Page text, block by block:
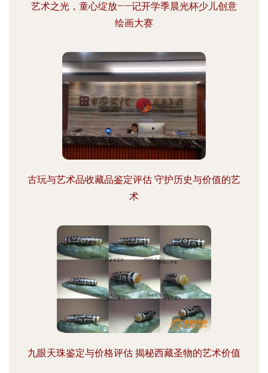
艺术之光，童心绽放——记开学季晨光杯少儿创意
绘画大赛
古玩与艺术品收藏品鉴定评估 守护历史与价值的艺
术
九眼天珠鉴定与价格评估 揭秘西藏圣物的艺术价值